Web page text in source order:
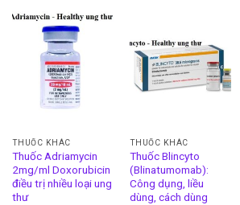
THUỐC KHÁC
Thuốc Adriamycin
2mg/ml Doxorubicin
điều trị nhiều loại ung
thư
THUỐC KHÁC
Thuốc Blincyto
(Blinatumomab):
Công dụng, liều
dùng, cách dùng